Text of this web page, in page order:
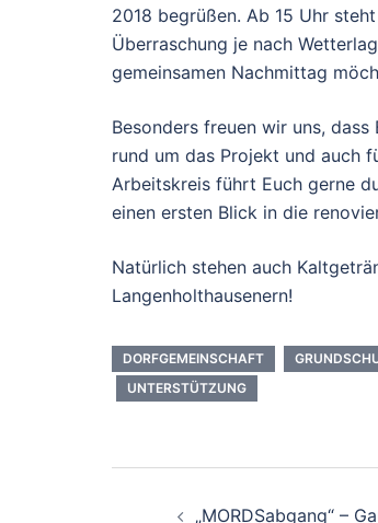
2018 begrüßen. Ab 15 Uhr
Überraschung je nach
gemeinsamen Nachmittag
Besonders freuen wir uns,
rund um das Projekt und auch
Arbeitskreis führt Euch gerne
einen ersten Blick in die
Natürlich stehen auch
Langenholthausenern!
DORFGEMEINSCHAFT
UNTERSTÜTZUNG
„MORDSabgang“ –